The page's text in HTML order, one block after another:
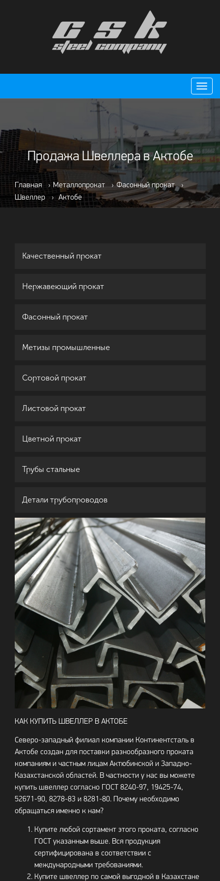
Продажа Швеллера в Актобе
Главная › Металлопрокат › Фасонный прокат
›
Швеллер
› Актобе
Качественный прокат
Нержавеющий прокат
Фасонный прокат
Метизы промышленные
Сортовой прокат
Листовой прокат
Цветной прокат
Трубы стальные
Детали трубопроводов
КАК КУПИТЬ ШВЕЛЛЕР В АКТОБЕ
Северо-западный филиал компании Континентсталь в
Актобе создан для поставки разнообразного проката
компаниям и частным лицам Актюбинской и Западно-
Казахстанской областей. В частности у нас вы можете
купить швеллер согласно ГОСТ 8240-97, 19425-74,
52671-90, 8278-83 и 8281-80. Почему необходимо
обращаться именно к нам?
Купите любой сортамент этого проката, согласно
ГОСТ указанным выше. Вся продукция
сертифицирована в соответствии с
международными требованиями.
Купите швеллер по самой выгодной в Казахстане